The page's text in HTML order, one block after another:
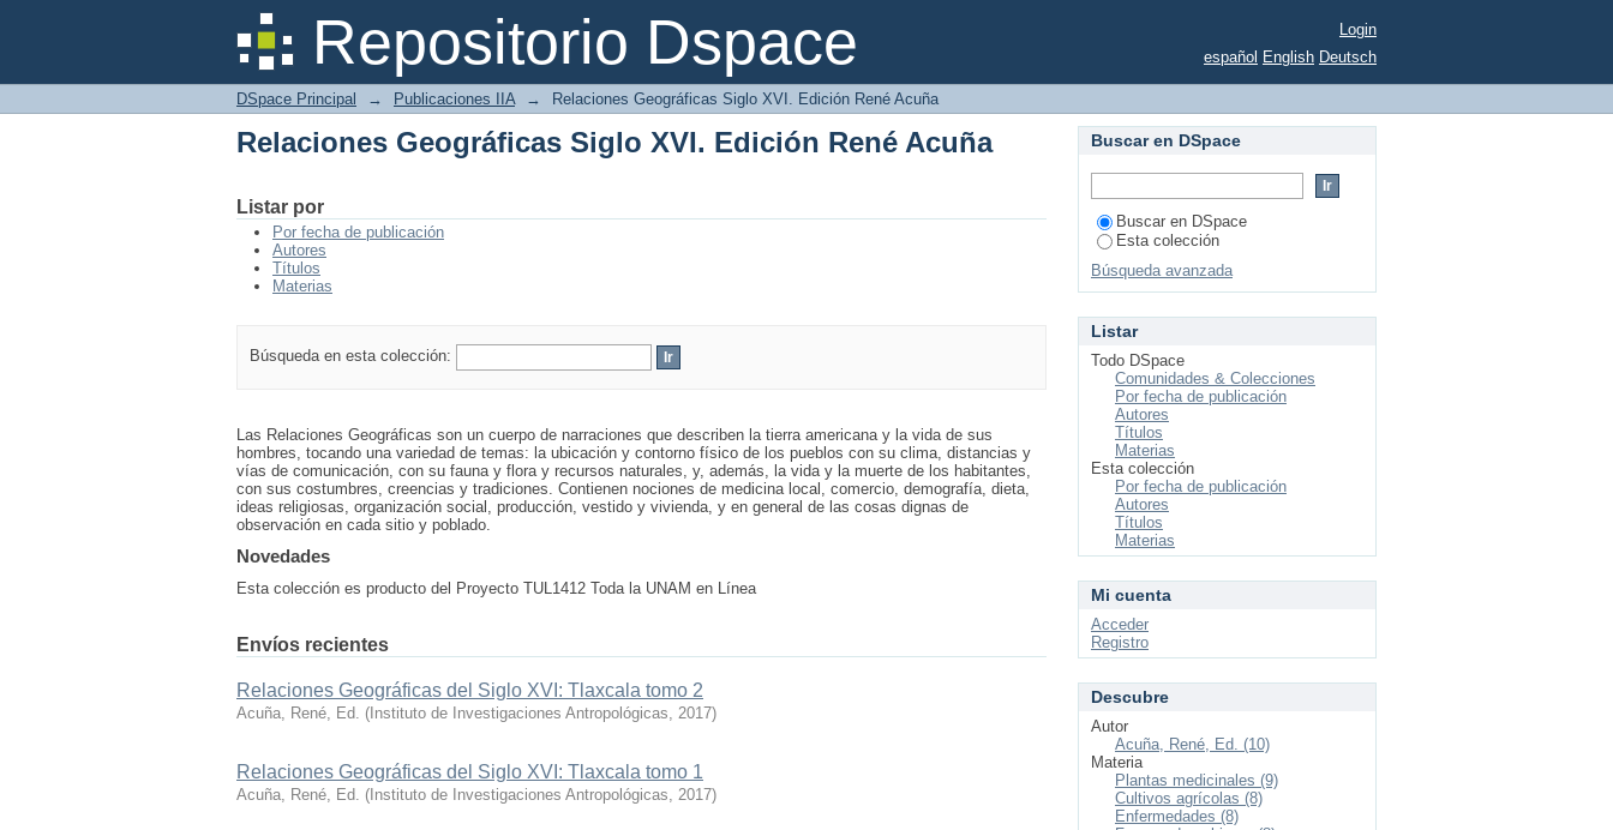
Repositorio Dspace
Relaciones Geográficas Siglo XVI. Edición René Acuña
Login
español English Deutsch
DSpace Principal → Publicaciones IIA → Relaciones Geográficas Siglo XVI. Edición René Acuña
Relaciones Geográficas Siglo XVI. Edición René Acuña
Listar por
Por fecha de publicación
Autores
Títulos
Materias
Búsqueda en esta colección:
Las Relaciones Geográficas son un cuerpo de narraciones que describen la tierra americana y la vida de sus
hombres, tocando una variedad de temas: la ubicación y contorno físico de los pueblos con su clima, distancias y
vías de comunicación, con su fauna y flora y recursos naturales, y, además, la vida y la muerte de los habitantes,
con sus costumbres, creencias y tradiciones. Contienen nociones de medicina local, comercio, demografía, dieta,
ideas religiosas, organización social, producción, vestido y vivienda, y en general de las cosas dignas de
observación en cada sitio y poblado.
Novedades
Esta colección es producto del Proyecto TUL1412 Toda la UNAM en Línea
Envíos recientes
Relaciones Geográficas del Siglo XVI: Tlaxcala tomo 2
Acuña, René, Ed. ( Instituto de Investigaciones Antropológicas, 2017)
Relaciones Geográficas del Siglo XVI: Tlaxcala tomo 1
Acuña, René, Ed. ( Instituto de Investigaciones Antropológicas, 2017)
Buscar en DSpace
Buscar en DSpace
Esta colección
Búsqueda avanzada
Listar
Todo DSpace
Comunidades & Colecciones
Por fecha de publicación
Autores
Títulos
Materias
Esta colección
Por fecha de publicación
Autores
Títulos
Materias
Mi cuenta
Acceder
Registro
Descubre
Autor
Acuña, René, Ed. (10)
Materia
Plantas medicinales (9)
Cultivos agrícolas (8)
Enfermedades (8)